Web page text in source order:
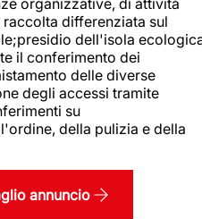
differenziata sul
dell'isola
il conferimento dei
delle diverse
degli accessi tramite
su
della pulizia e della
annuncio